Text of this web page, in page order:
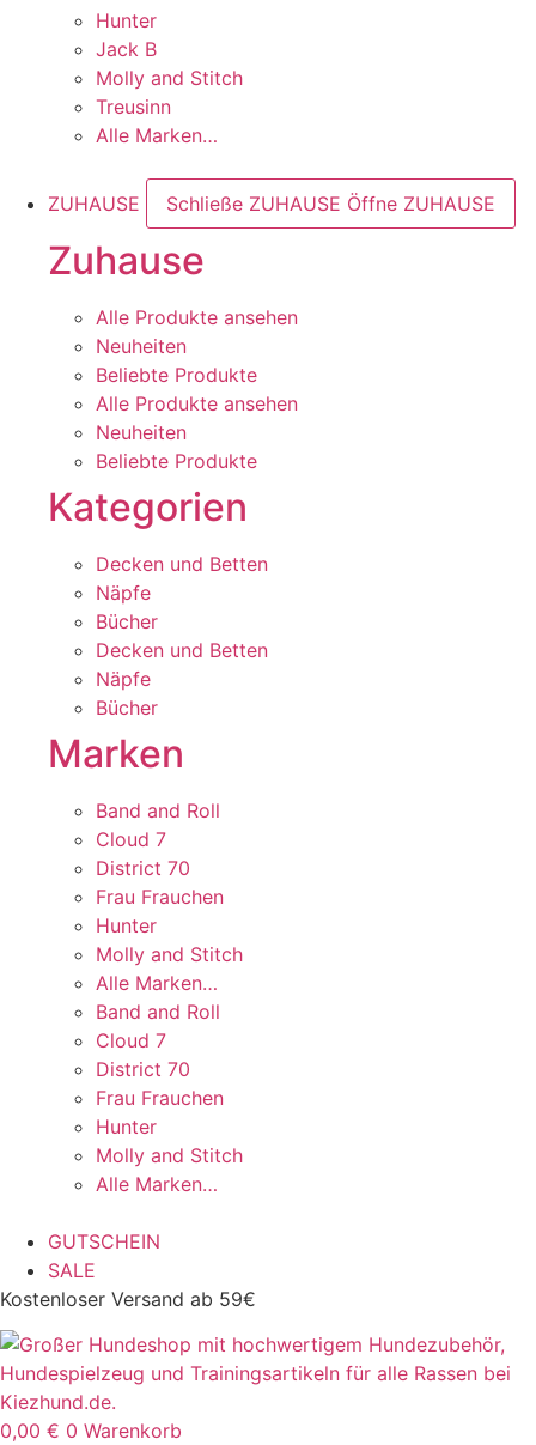
Hunter
Jack B
Molly and Stitch
Treusinn
Alle Marken…
ZUHAUSE Schließe ZUHAUSE Öffne ZUHAUSE
Zuhause
Alle Produkte ansehen
Neuheiten
Beliebte Produkte
Alle Produkte ansehen
Neuheiten
Beliebte Produkte
Kategorien
Decken und Betten
Näpfe
Bücher
Decken und Betten
Näpfe
Bücher
Marken
Band and Roll
Cloud 7
District 70
Frau Frauchen
Hunter
Molly and Stitch
Alle Marken…
Band and Roll
Cloud 7
District 70
Frau Frauchen
Hunter
Molly and Stitch
Alle Marken…
GUTSCHEIN
SALE
Kostenloser Versand ab 59€
0,00 € 0 Warenkorb